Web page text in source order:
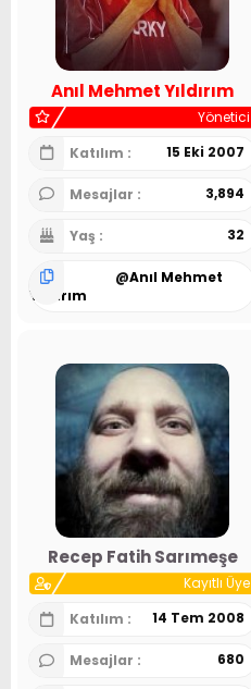
Anıl Mehmet Yıldırım
Yönetici
Katılım
15 Eki 2007
Mesajlar 3,894
Yaş 32
@Anıl Mehmet
Yıldırım
Recep Fatih Sarımeşe
Kayıtlı Üye
Katılım
14 Tem 2008
Mesajlar 680